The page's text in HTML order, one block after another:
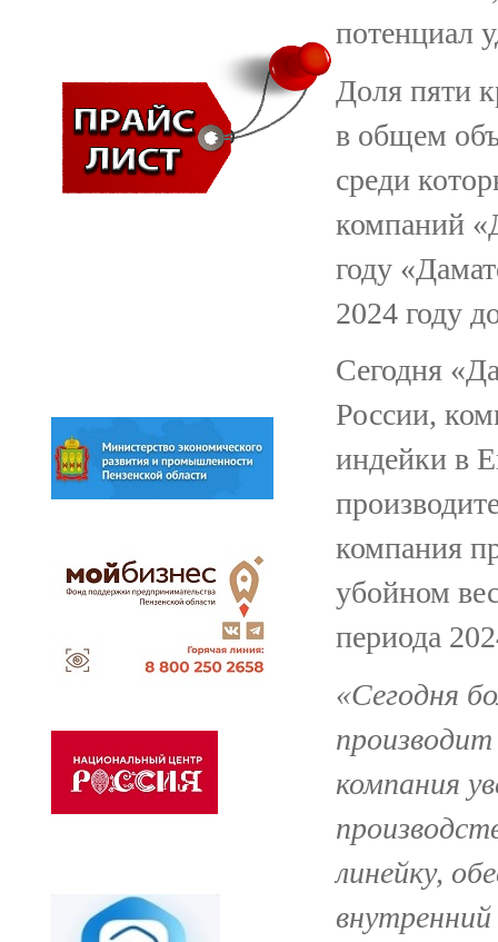
потенциал
Доля пяти
в общем
среди
компаний
году
2024 году
Сегодня
России,
индейки в
компания
убойном
периода
«Сегодня
компания
линейку,